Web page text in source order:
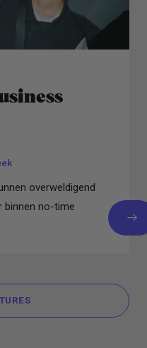
overweldigend
binnen no-time